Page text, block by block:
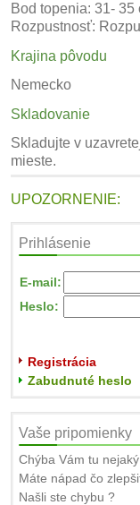
Bod topenia: 31- 35
Rozpustnosť:
Krajina pôvodu
Nemecko
Skladovanie
Skladujte v
mieste.
UPOZORNENIE:
Prihlásenie
E-mail:
Heslo:
Registrácia
Zabudnuté heslo
Vaše pripomienky
Chýba Vám tu
Máte nápad čo
Našli ste chybu ?